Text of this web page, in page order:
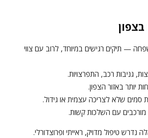
— תיקים רגישים במיוחד, לרוב עם צווי
גניבות רכב, התפרצויות.
יותר באזור הצפון.
שלא לצריכה עצמית או גידול.
מורכבים עם השלכות קשות.
טיפול מדויק, ראייתי ופרוצדורלי.